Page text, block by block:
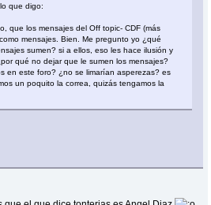
que digo:
que los mensajes del Off topic- CDF (más
mensajes. Bien. Me pregunto yo ¿qué
sumen? si a ellos, eso les hace ilusión y
qué no dejar que le sumen los mensajes?
en este foro? ¿no se limarían asperezas? es
un poquito la correa, quizás tengamos la